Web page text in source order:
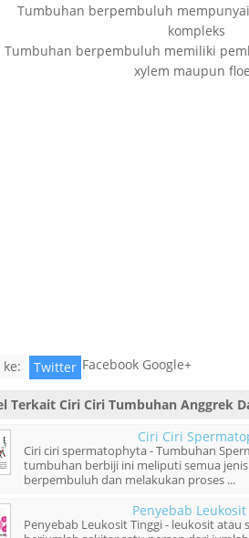
Tumbuhan berpembuluh
kompleks
Tumbuhan berpembuluh memiliki
xylem maupun
ke: Facebook Google+
Twitter
Terkait Ciri Ciri Tumbuhan Anggrek
Ciri Ciri
Ciri ciri spermatophyta - Tumbuhan
tumbuhan berbiji ini meliputi semua
berpembuluh dan melakukan proses ...
Penyebab
Penyebab Leukosit Tinggi - leukosit